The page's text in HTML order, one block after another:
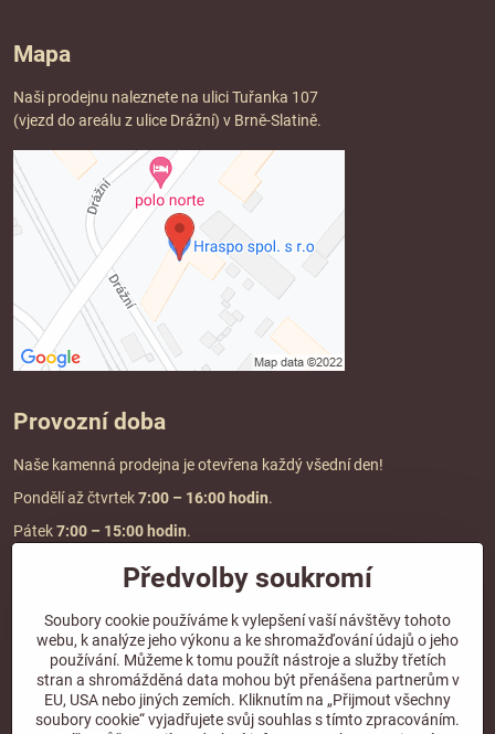
Mapa
Naši prodejnu naleznete na ulici Tuřanka 107
(vjezd do areálu z ulice Drážní) v Brně-Slatině.
Provozní doba
Naše kamenná prodejna je otevřena každý všední den!
Pondělí až čtvrtek7:00 – 16:00 hodin.
Pátek7:00 – 15:00 hodin.
Doprava a platba
DOPRAVA ZDARMA
při objednávce nad2000 Kč vč. DPH.
*Nevztahuje se na paletovou přepravu.
Předvolby soukromí
Soubory cookie používáme k vylepšení vaší návštěvy tohoto
webu, k analýze jeho výkonu a ke shromažďování údajů o jeho
používání. Můžeme k tomu použít nástroje a služby třetích
stran a shromážděná data mohou být přenášena partnerům v
EU, USA nebo jiných zemích. Kliknutím na „Přijmout všechny
soubory cookie“ vyjadřujete svůj souhlas s tímto zpracováním.